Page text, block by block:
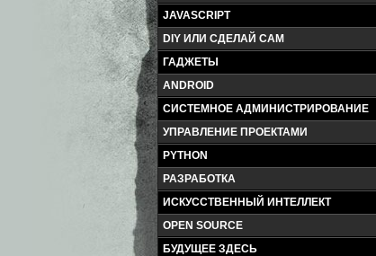
JAVASCRIPT
DIY ИЛИ СДЕЛАЙ САМ
ГАДЖЕТЫ
ANDROID
СИСТЕМНОЕ АДМИНИСТРИРОВАНИЕ
УПРАВЛЕНИЕ ПРОЕКТАМИ
PYTHON
РАЗРАБОТКА
ИСКУССТВЕННЫЙ ИНТЕЛЛЕКТ
OPEN SOURCE
БУДУЩЕЕ ЗДЕСЬ